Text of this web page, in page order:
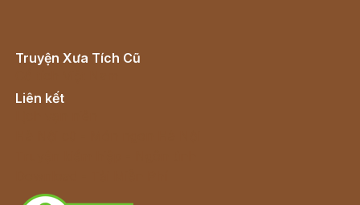
Truyện Xưa Tích Cũ
Liên kết